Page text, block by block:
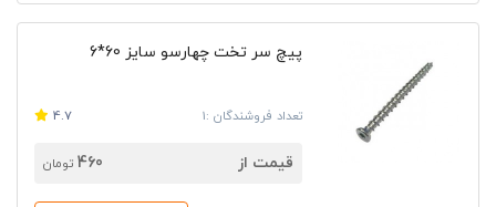
پیچ سر تخت چهارسو سایز 60*6
تعداد فروشندگان :1 4.7
قیمت از 460 تومان